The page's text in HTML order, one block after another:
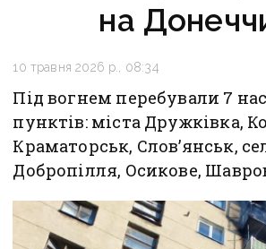
на
10 травня 2026 р., 08:34
Під вогнем перебували 7
пунктів: міста Дружківка,
Краматорськ, Слов’янськ,
Добропілля, Осикове,